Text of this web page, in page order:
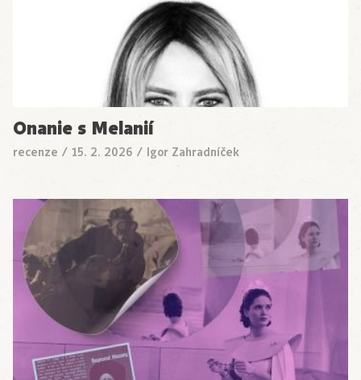
Onanie s Melanií
recenze / 15. 2. 2026 / Igor Zahradníček